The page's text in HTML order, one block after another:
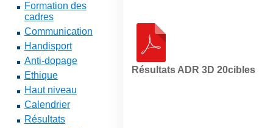
Formation des
cadres
Communication
Handisport
Anti-dopage
Ethique
Haut niveau
Calendrier
Résultats
Résultats ADR 3D 20cibles